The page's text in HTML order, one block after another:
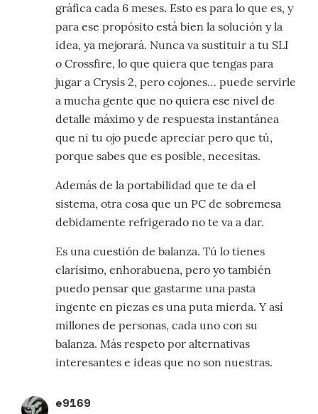
gráfica cada 6 meses. Esto es para lo que es, y
para ese propósito está bien la solución y la
idea, ya mejorará. Nunca va sustituir a tu SLI
o Crossfire, lo que quiera que tengas para
jugar a Crysis 2, pero cojones… puede servirle
a mucha gente que no quiera ese nivel de
detalle máximo y de respuesta instantánea
que ni tu ojo puede apreciar pero que tú,
porque sabes que es posible, necesitas.
Además de la portabilidad que te da el
sistema, otra cosa que un PC de sobremesa
debidamente refrigerado no te va a dar.
Es una cuestión de balanza. Tú lo tienes
clarísimo, enhorabuena, pero yo también
puedo pensar que gastarme una pasta
ingente en piezas es una puta mierda. Y así
millones de personas, cada uno con su
balanza. Más respeto por alternativas
interesantes e ideas que no son nuestras.
e9169